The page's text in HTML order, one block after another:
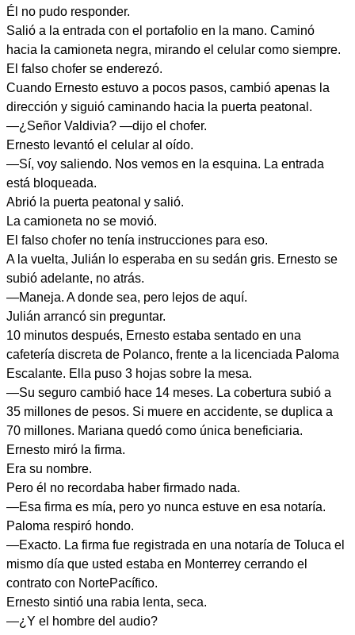
Él no pudo responder.
Salió a la entrada con el portafolio en la mano. Caminó
hacia la camioneta negra, mirando el celular como siempre.
El falso chofer se enderezó.
Cuando Ernesto estuvo a pocos pasos, cambió apenas la
dirección y siguió caminando hacia la puerta peatonal.
—¿Señor Valdivia? —dijo el chofer.
Ernesto levantó el celular al oído.
—Sí, voy saliendo. Nos vemos en la esquina. La entrada
está bloqueada.
Abrió la puerta peatonal y salió.
La camioneta no se movió.
El falso chofer no tenía instrucciones para eso.
A la vuelta, Julián lo esperaba en su sedán gris. Ernesto se
subió adelante, no atrás.
—Maneja. A donde sea, pero lejos de aquí.
Julián arrancó sin preguntar.
10 minutos después, Ernesto estaba sentado en una
cafetería discreta de Polanco, frente a la licenciada Paloma
Escalante. Ella puso 3 hojas sobre la mesa.
—Su seguro cambió hace 14 meses. La cobertura subió a
35 millones de pesos. Si muere en accidente, se duplica a
70 millones. Mariana quedó como única beneficiaria.
Ernesto miró la firma.
Era su nombre.
Pero él no recordaba haber firmado nada.
—Esa firma es mía, pero yo nunca estuve en esa notaría.
Paloma respiró hondo.
—Exacto. La firma fue registrada en una notaría de Toluca el
mismo día que usted estaba en Monterrey cerrando el
contrato con NortePacífico.
Ernesto sintió una rabia lenta, seca.
—¿Y el hombre del audio?